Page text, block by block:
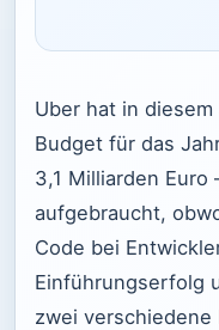
Uber hat in
Budget für das
3,1 Milliarden
aufgebraucht,
Code bei
Einführungserfolg
zwei verschiedene